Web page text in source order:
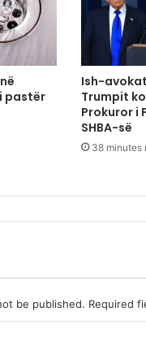
pastër
Ish-
Trumpit
Prokuror i
SHBA-së
38 minutes
be published. Required